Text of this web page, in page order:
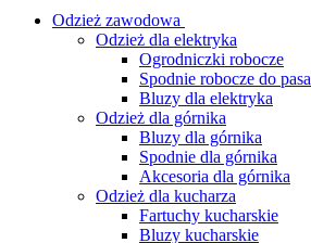
Odzież zawodowa
Odzież dla elektryka
Ogrodniczki robocze
Spodnie robocze do pasa
Bluzy dla elektryka
Odzież dla górnika
Bluzy dla górnika
Spodnie dla górnika
Akcesoria dla górnika
Odzież dla kucharza
Fartuchy kucharskie
Bluzy kucharskie